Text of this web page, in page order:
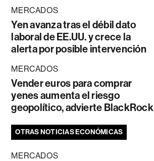
MERCADOS
Yen avanza tras el débil dato
laboral de EE.UU. y crece la
alerta por posible intervención
MERCADOS
Vender euros para comprar
yenes aumenta el riesgo
geopolítico, advierte BlackRock
OTRAS NOTICIAS ECONÓMICAS
MERCADOS